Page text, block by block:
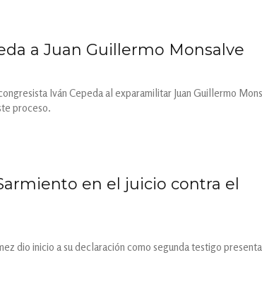
a Juan Guillermo Monsalve
Iván Cepeda al exparamilitar Juan Guillermo
proceso.
en el juicio contra el
dio inicio a su declaración como segunda testigo